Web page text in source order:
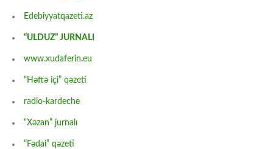
Edebiyyatqazeti.az
“ULDUZ” JURNALI
www.xudaferin.eu
“Həftə içi” qəzeti
radio-kardeche
“Xəzan” jurnalı
“Fədai” qəzeti